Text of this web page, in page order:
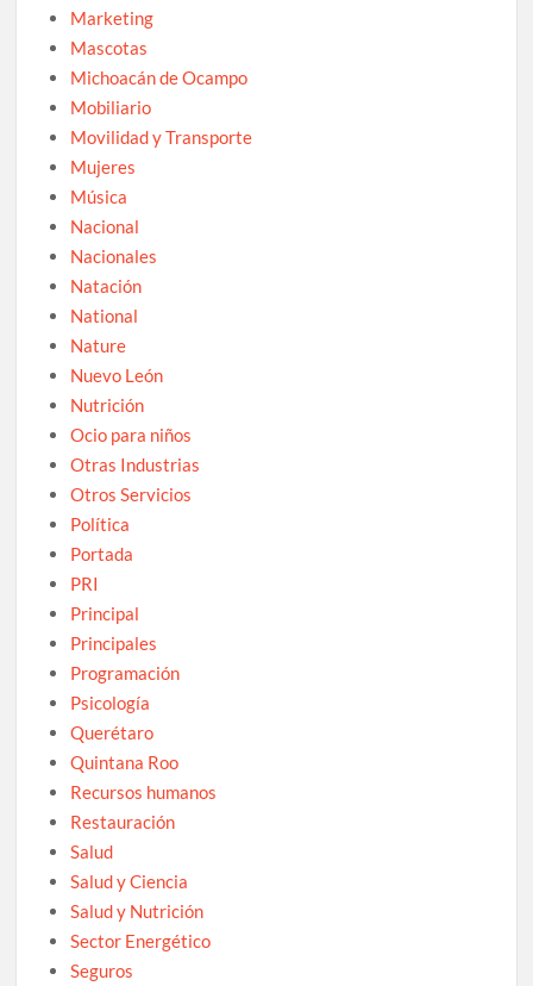
Marketing
Mascotas
Michoacán de Ocampo
Mobiliario
Movilidad y Transporte
Mujeres
Música
Nacional
Nacionales
Natación
National
Nature
Nuevo León
Nutrición
Ocio para niños
Otras Industrias
Otros Servicios
Política
Portada
PRI
Principal
Principales
Programación
Psicología
Querétaro
Quintana Roo
Recursos humanos
Restauración
Salud
Salud y Ciencia
Salud y Nutrición
Sector Energético
Seguros